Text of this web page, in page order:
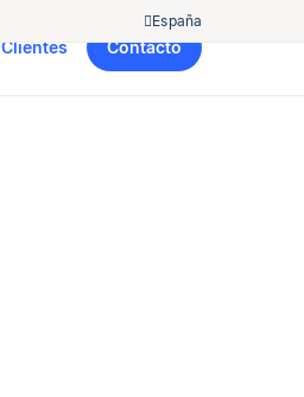
España
Clientes Contacto